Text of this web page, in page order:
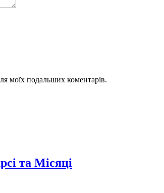
моїх подальших коментарів.
та Місяці